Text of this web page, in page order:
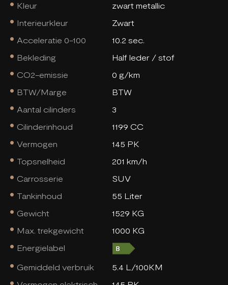
Kleur
zwart metallic
Interieurkleur
Zwart
Acceleratie 0-100
10.2 sec.
Bekleding
Half leder / stof
CO2-emissie
0 g/km
BTW/Marge
BTW
Aantal cilinders
3
Cilinderinhoud
1199 CC
Vermogen
145 PK
Topsnelheid
201 km/h
Carrosserie
SUV
Tankinhoud
55 Liter
Gewicht
1529 KG
Max. trekgewicht
1000 KG
Energielabel
Gemiddeld verbruik
5.4 L/100KM